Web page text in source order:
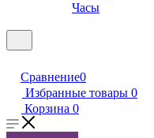
Часы
Сравнение0
Избранные товары 0
Корзина 0